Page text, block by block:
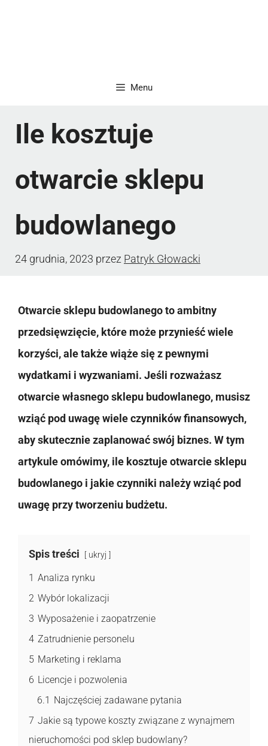
Menu
Ile kosztuje
otwarcie sklepu
budowlanego
24 grudnia, 2023 przez Patryk Głowacki
Otwarcie sklepu budowlanego to ambitny
przedsięwzięcie, które może przynieść wiele
korzyści, ale także wiąże się z pewnymi
wydatkami i wyzwaniami. Jeśli rozważasz
otwarcie własnego sklepu budowlanego, musisz
wziąć pod uwagę wiele czynników finansowych,
aby skutecznie zaplanować swój biznes. W tym
artykule omówimy, ile kosztuje otwarcie sklepu
budowlanego i jakie czynniki należy wziąć pod
uwagę przy tworzeniu budżetu.
Spis treści ukryj
1 Analiza rynku
2 Wybór lokalizacji
3 Wyposażenie i zaopatrzenie
4 Zatrudnienie personelu
5 Marketing i reklama
6 Licencje i pozwolenia
6.1 Najczęściej zadawane pytania
7 Jakie są typowe koszty związane z wynajmem
nieruchomości pod sklep budowlany?